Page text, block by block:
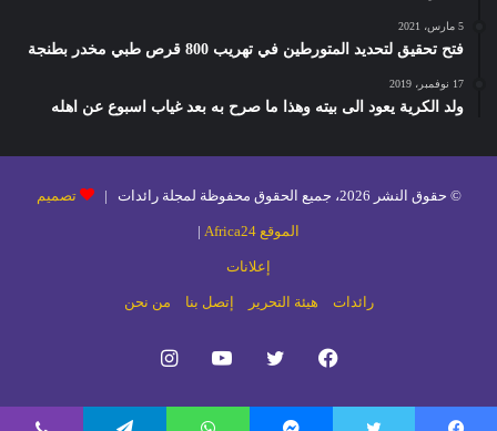
5 مارس، 2021
فتح تحقيق لتحديد المتورطين في تهريب 800 قرص طبي مخدر بطنجة
17 نوفمبر، 2019
ولد الكرية يعود الى بيته وهذا ما صرح به بعد غياب اسبوع عن اهله
© حقوق النشر 2026، جميع الحقوق محفوظة لمجلة رائدات | تصميم
الموقع Africa24 |
إعلانات
رائدات هيئة التحرير إتصل بنا من نحن
فيسبوك تويتر يوتيوبانستقرام